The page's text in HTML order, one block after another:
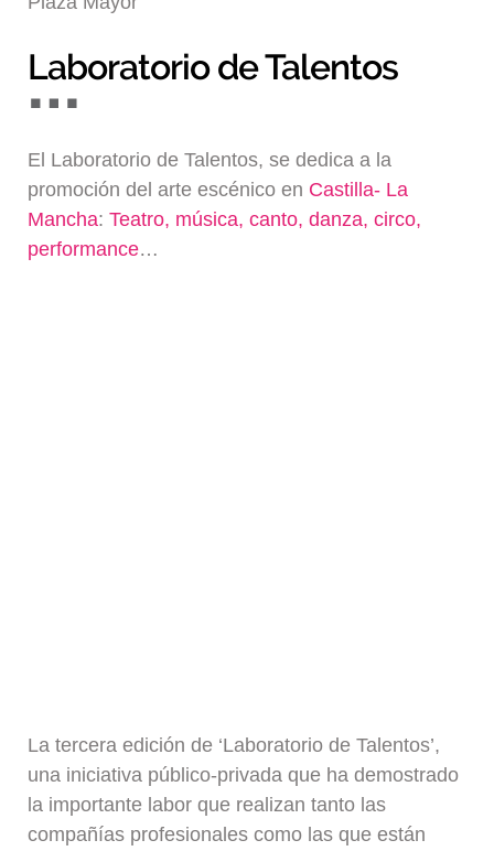
Blog
Laboratorio de Talentos
El Laboratorio de Talentos, se dedica a la
promoción del arte escénico en Castilla- La
Mancha:Teatro, música, canto, danza, circo,
performance…
La tercera edición de ‘Laboratorio de Talentos’,
una iniciativa público-privada que ha demostrado
la importante labor que realizan tanto las
compañías profesionales como las que están